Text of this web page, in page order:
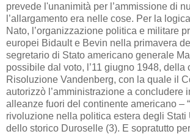
prevede l'unanimità per l’ammissione di
l’allargamento era nelle cose. Per la
Nato, l’organizzazione politica e militare
europei Bidault e Bevin nella primavera
segretario di Stato americano generale
possibile dal voto, l’11 giugno 1948, della
Risoluzione Vandenberg, con la quale il
autorizzò l’amministrazione a concludere
alleanze fuori del continente americano –
rivoluzione nella politica estera degli Stati
dello storico Duroselle (3). E sopratutto